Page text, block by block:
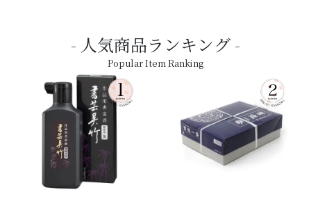
人気商品ランキング
Popular Item Ranking